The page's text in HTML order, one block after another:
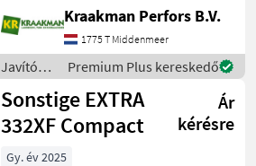
DEERE 48A MAAIDEK
BM27782 48 inch / 122 cm
JOHN DEERE 48A MAAIDEK
BM27782 48 inch
Kraakman Perfors B.V.
1775 T Middenmeer
Javítókészletek
és
alkatrészek
/
Sonstige
Premium Plus kereskedő
Sonstige EXTRA
332XF Compact
Ár
kérésre
Gy. év 2025